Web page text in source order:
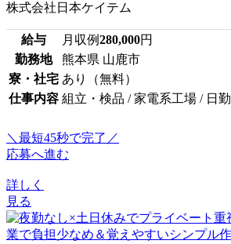
株式会社日本ケイテム
給与 月収例280,000円
勤務地
熊本県 山鹿市
寮・社宅 あり（無料）
仕事内容 組立・検品 / 家電系工場 / 日勤
＼最短45秒で完了／
応募へ進む
詳しく
見る